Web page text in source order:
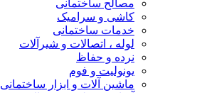
مصالح ساختمانی
کاشی و سرامیک
خدمات ساختمانی
لوله ، اتصالات و شیرآلات
نرده و حفاظ
یونولیت و فوم
ماشین آلات و ابزار ساختمانی